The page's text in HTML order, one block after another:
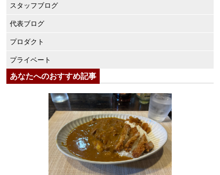
スタッフブログ
代表ブログ
プロダクト
プライベート
あなたへのおすすめ記事